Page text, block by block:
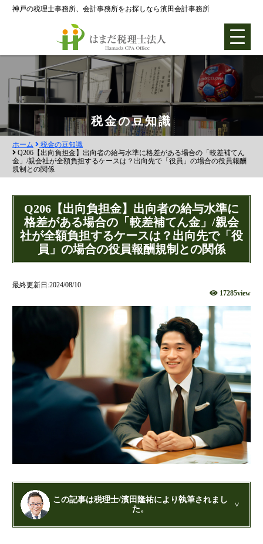
神戸の税理士事務所、会計事務所をお探しなら濱田会計事務所
ホーム
各種支援業務
会社設立支援
会社設立0円プラン
株式会社設立
合同会社設立
社団法人設立
当事務所に依頼するメリット
経営革新計画取得支援
経営革新計画の内容
計画を立てることで見えてくるもの
承認のメリット
承認要件
当税理士法人のサービス
金融機関の融資のポイント
融資を受けやすくする経営
税金の豆知識
ホーム
税金の豆知識
Q206【出向負担金】出向者の給与水準に格差がある場合の「較差補てん
金」/親会社が全額負担するケースは？出向先で「役員」の場合の役員報酬
規制との関係
Q206【出向負担金】出向者の給与水準に
格差がある場合の「較差補てん金」/親会
社が全額負担するケースは？出向先で「役
員」の場合の役員報酬規制との関係
最終更新日:2024/08/10
17285view
この記事は税理士/濱田隆祐により執筆されまし
た。